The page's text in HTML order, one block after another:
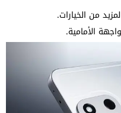
من الخيارات.
الأمامية.